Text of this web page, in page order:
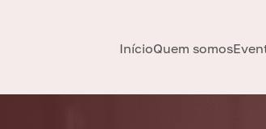
InícioQuem somos